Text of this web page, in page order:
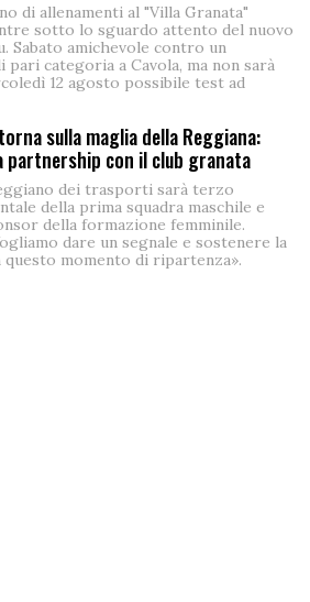
di allenamenti al "Villa Granata"
sotto lo sguardo attento del nuovo
Sabato amichevole contro un
pari categoria a Cavola, ma non sarà
12 agosto possibile test ad
sulla maglia della Reggiana:
partnership con il club granata
dei trasporti sarà terzo
della prima squadra maschile e
della formazione femminile.
dare un segnale e sostenere la
momento di ripartenza».